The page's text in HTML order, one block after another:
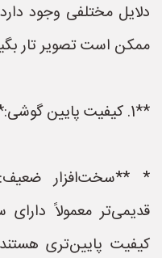
دلایل مختلفی وجود
ممکن است تصویر تار
**1. کیفیت پایین گوشی:**
* **سخت‌افزار
قدیمی‌تر معمولاً دارای
کیفیت پایین‌تری